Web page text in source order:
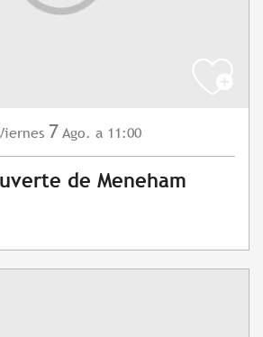
7 Ago. a 11:00
de Meneham